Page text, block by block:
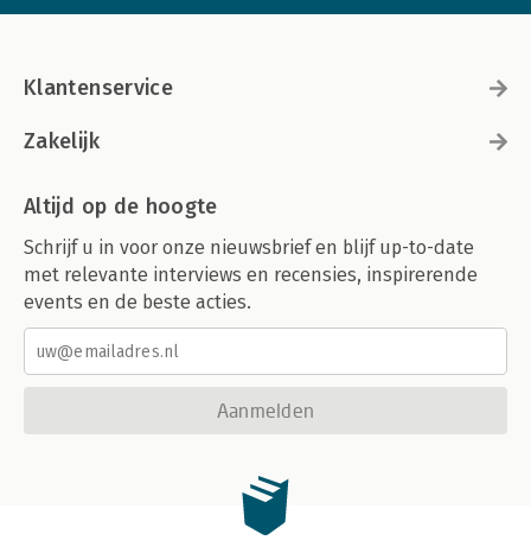
Klantenservice
Zakelijk
Altijd op de hoogte
Schrijf u in voor onze nieuwsbrief en blijf up-to-date
met relevante interviews en recensies, inspirerende
events en de beste acties.
Aanmelden